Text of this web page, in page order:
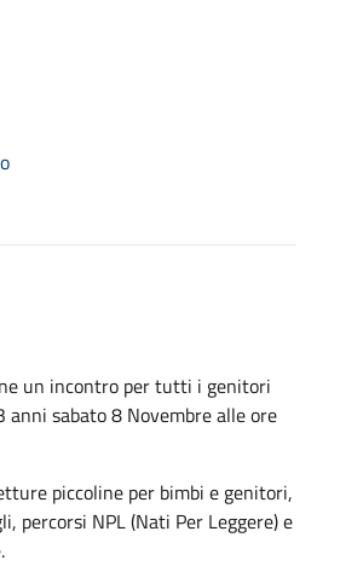
un incontro per tutti i genitori
anni sabato 8 Novembre alle ore
piccoline per bimbi e genitori,
percorsi NPL (Nati Per Leggere) e